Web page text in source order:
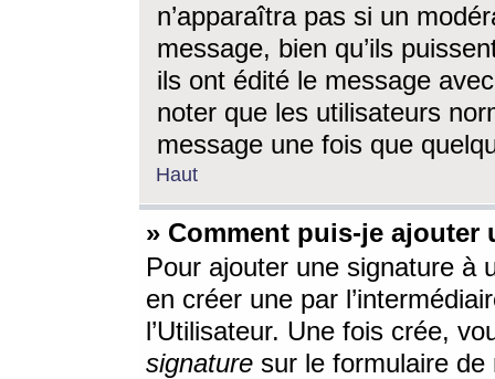
n’apparaîtra pas si un
message, bien qu’ils
ils ont édité le message
noter que les utilisateurs
message une fois que
Haut
» Comment puis-je ajouter
Pour ajouter une signature à
en créer une par
l’Utilisateur. Une fois crée,
signature sur le formulaire de